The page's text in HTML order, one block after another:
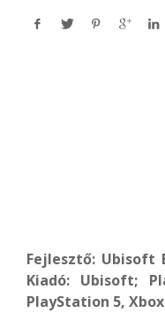
Fejlesztő: Ubisoft
Kiadó: Ubisoft;
PlayStation 5,